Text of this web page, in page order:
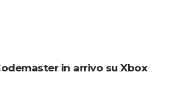
in arrivo su Xbox